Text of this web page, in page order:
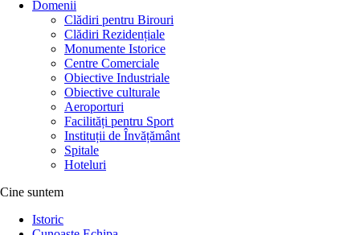
Domenii
Clădiri pentru Birouri
Clădiri Rezidențiale
Monumente Istorice
Centre Comerciale
Obiective Industriale
Obiective culturale
Aeroporturi
Facilități pentru Sport
Instituții de Învățământ
Spitale
Hoteluri
Cine suntem
Istoric